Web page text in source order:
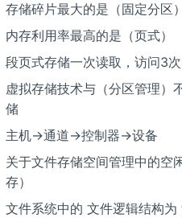
存储碎片最大的是（固定分区）
内存利用率最高的是（页式）
段页式存储一次读取，访问3
虚拟存储技术与（分区管理）
储
主机->通道->控制器->设备
关于文件存储空间管理中的空
存）
文件系统中的 文件逻辑结构